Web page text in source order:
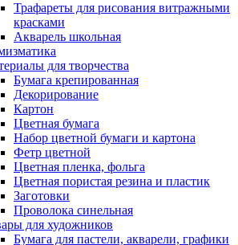
Трафареты для рисования витражными
красками
Акварель школьная
для творчества
Бумага крепированная
Декорирование
Картон
Цветная бумага
Набор цветной бумаги и картона
Фетр цветной
Цветная пленка, фольга
Цветная пористая резина и пластик
Заготовки
Проволока синельная
для художников
Бумага для пастели, акварели, графики